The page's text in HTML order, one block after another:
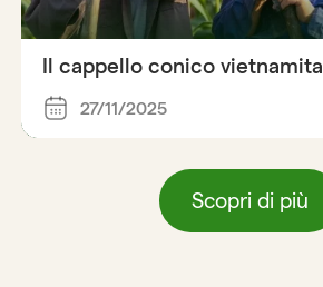
Il cappello conico vietnamita
27/11/2025
Scopri di più